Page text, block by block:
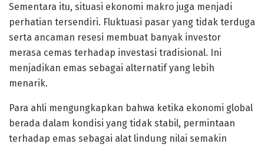
Sementara itu, situasi ekonomi makro juga menjadi
perhatian tersendiri. Fluktuasi pasar yang tidak terduga
serta ancaman resesi membuat banyak investor
merasa cemas terhadap investasi tradisional. Ini
menjadikan emas sebagai alternatif yang lebih
menarik.
Para ahli mengungkapkan bahwa ketika ekonomi global
berada dalam kondisi yang tidak stabil, permintaan
terhadap emas sebagai alat lindung nilai semakin